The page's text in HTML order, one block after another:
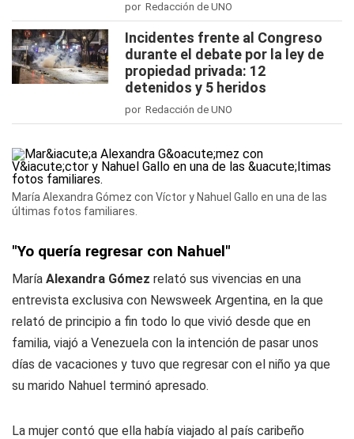
por Redacción de UNO
Incidentes frente al Congreso
durante el debate por la ley de
propiedad privada: 12
detenidos y 5 heridos
por Redacción de UNO
María Alexandra Gómez con Víctor y Nahuel Gallo en una de las
últimas fotos familiares.
"Yo quería regresar con Nahuel"
María Alexandra Gómez relató sus vivencias en una
entrevista exclusiva con Newsweek Argentina, en la que
relató de principio a fin todo lo que vivió desde que en
familia, viajó a Venezuela con la intención de pasar unos
días de vacaciones y tuvo que regresar con el niño ya que
su marido Nahuel terminó apresado.
La mujer contó que ella había viajado al país caribeño